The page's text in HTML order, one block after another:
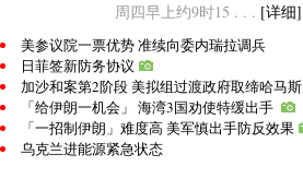
周四早上约9时15 . . . [详细]
美参议院一票优势 准续向委内瑞拉调兵
日菲签新防务协议
加沙和案第2阶段 美拟组过渡政府取缔哈马斯
「给伊朗一机会」 海湾3国劝使特缓出手
「一招制伊朗」难度高 美军慎出手防反效果
乌克兰进能源紧急状态